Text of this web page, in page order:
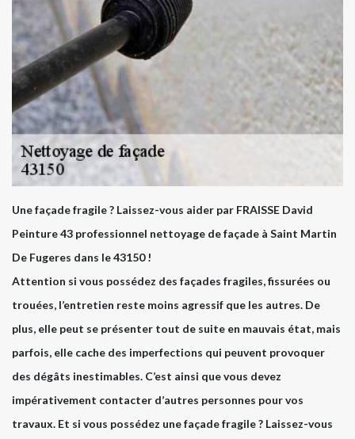
Une façade fragile ? Laissez-vous aider par FRAISSE David
Peinture 43 professionnel nettoyage de façade à Saint Martin
De Fugeres dans le 43150 !
Attention si vous possédez des façades fragiles, fissurées ou
trouées, l’entretien reste moins agressif que les autres. De
plus, elle peut se présenter tout de suite en mauvais état, mais
parfois, elle cache des imperfections qui peuvent provoquer
des dégâts inestimables. C’est ainsi que vous devez
impérativement contacter d’autres personnes pour vos
travaux. Et si vous possédez une façade fragile ? Laissez-vous